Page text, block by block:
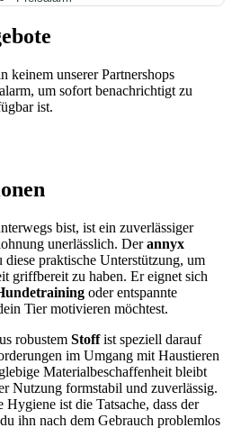
keinem unserer Partnershops
um sofort benachrichtigt zu
ist.
bist, ist ein zuverlässiger
unerlässlich. Derannyx
diese praktische Unterstützung, um
griffbereit zu haben. Er eignet sich
oder entspannte
Tier motivieren möchtest.
robustem Stoffist speziell darauf
im Umgang mit Haustieren
Materialbeschaffenheit bleibt
Nutzung formstabil und zuverlässig.
ist die Tatsache, dass der
ihn nach dem Gebrauch problemlos